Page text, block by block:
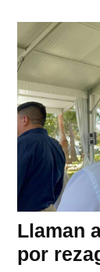
Llaman
por